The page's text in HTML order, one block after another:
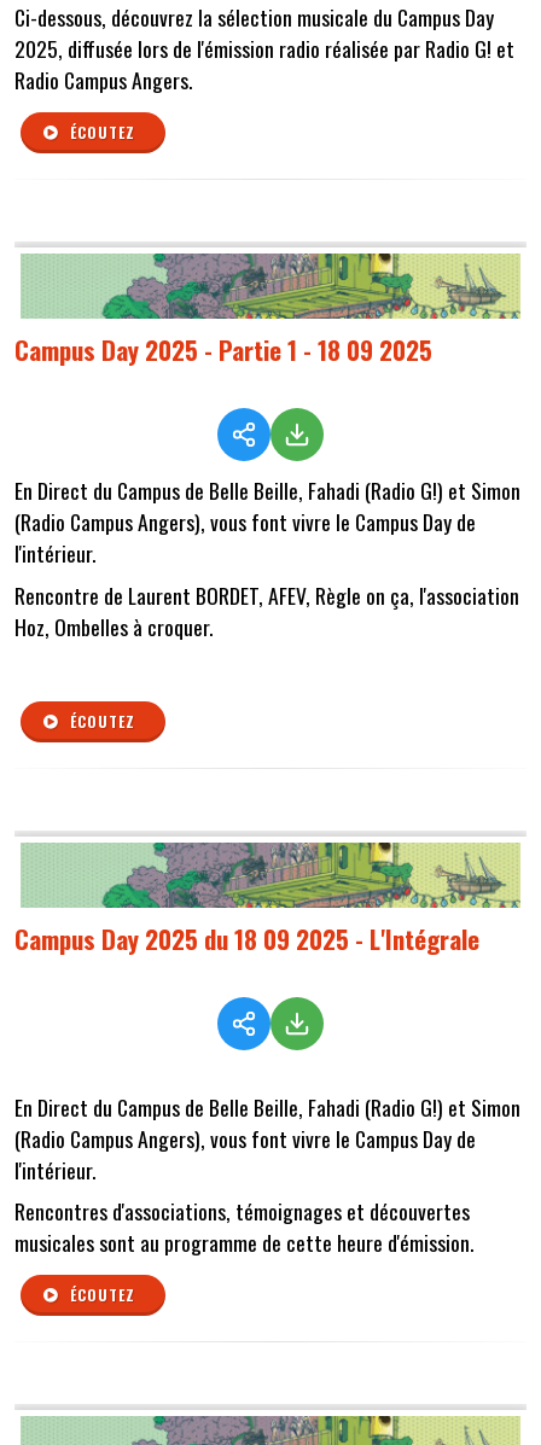
Ci-dessous, découvrez la sélection musicale du Campus Day
2025, diffusée lors de l'émission radio réalisée par Radio G! et
Radio Campus Angers.
ÉCOUTEZ
Campus Day 2025 - Partie 1 - 18 09 2025
En Direct du Campus de Belle Beille, Fahadi (Radio G!) et Simon
(Radio Campus Angers), vous font vivre le Campus Day de
l'intérieur.
Rencontre de Laurent BORDET, AFEV, Règle on ça, l'association
Hoz, Ombelles à croquer.
ÉCOUTEZ
Campus Day 2025 du 18 09 2025 - L'Intégrale
En Direct du Campus de Belle Beille, Fahadi (Radio G!) et Simon
(Radio Campus Angers), vous font vivre le Campus Day de
l'intérieur.
Rencontres d'associations, témoignages et découvertes
musicales sont au programme de cette heure d'émission.
ÉCOUTEZ